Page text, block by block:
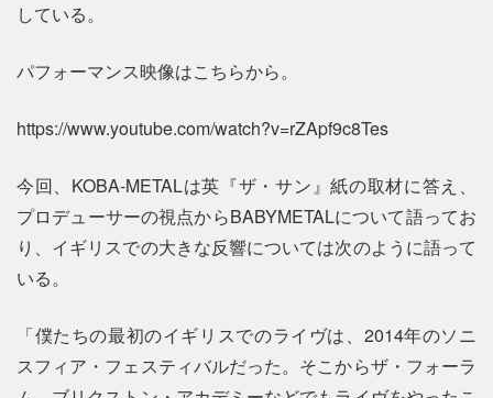
している。
パフォーマンス映像はこちらから。
https://www.youtube.com/watch?v=rZApf9c8Tes
今回、KOBA-METALは英『ザ・サン』紙の取材に答え、
プロデューサーの視点からBABYMETALについて語ってお
り、イギリスでの大きな反響については次のように語って
いる。
「僕たちの最初のイギリスでのライヴは、2014年のソニ
スフィア・フェスティバルだった。そこからザ・フォーラ